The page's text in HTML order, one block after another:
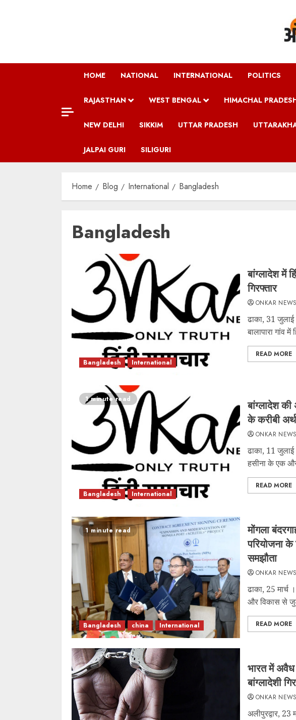
HOME NATIONAL INTERNATIONAL POLITICS
RAJASTHAN WEST BENGAL HIMACHAL
NEW DELHI SIKKIM UTTAR PRADESH
JALPAI GURI SILIGURI
Home Blog International Bangladesh
Bangladesh
Bangladesh International
बांग्लादेश में
गिरफ्तार
ONKAR NEWS
ढाका, 31
बालापारा गांव
READ MORE
1 minute read
Bangladesh International
बांग्लादेश
के करीबी
ONKAR NEWS
ढाका, 11
हसीना के एक
READ MORE
1 minute read
Bangladesh china International
मोंगला
परियोजना
समझौता
ONKAR NEWS
ढाका, 25 मार्च
और विकास से
READ MORE
भारत में
बांग्लादेशी
ONKAR NEWS
अलीपुरद्वार,